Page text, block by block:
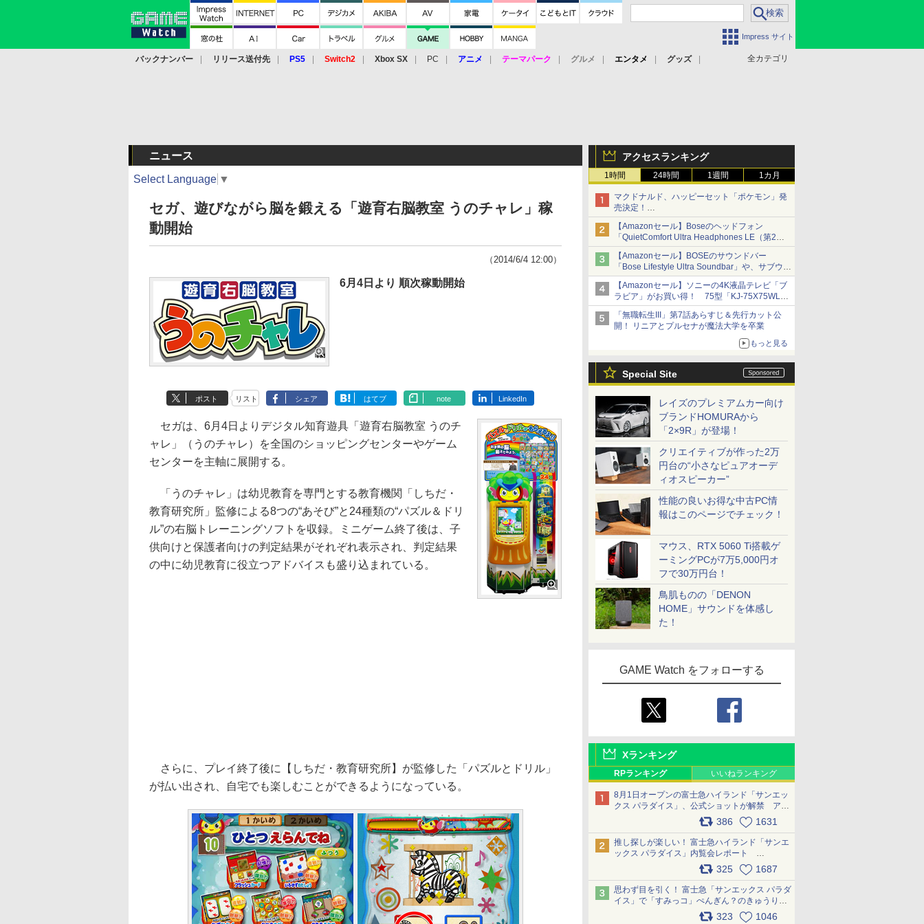
Impress サイト
全カテゴリ
バックナンバー リリース送付先 PS5 Switch2 Xbox SX PC アニメ テーマパーク グルメ エンタメ
グッズ
アクセスランキング
1時間 24時間 1週間 1カ月
マクドナルド、ハッピーセット「ポケモン」発
売決定！
ポケモン30周年記念で30匹が大集合
【Amazonセール】Boseのヘッドフォン
「QuietComfort Ultra Headphones LE（第2世
代）」などお買い得価格で登場
イマーシブオーディオで臨場感ある音楽体験が
楽しめる
【Amazonセール】BOSEのサウンドバー
「Bose Lifestyle Ultra Soundbar」や、サブウー
ファー「Bose Lifestyle Ultra Subwoofer」など
お買い得！
【Amazonセール】ソニーの4K液晶テレビ「ブ
ラビア」がお買い得！ 75型「KJ-75X75WL」
などラインナップ
「無職転生III」第7話あらすじ＆先行カット公
開！ リニアとプルセナが魔法大学を卒業
もっと見る
Special Site
レイズのプレミアムカー向け
ブランドHOMURAから
「2×9R」が登場！
クリエイティブが作った2万
円台の“小さなピュアオーデ
ィオスピーカー”
性能の良いお得な中古PC情
報はこのページでチェック！
マウス、RTX 5060 Ti搭載ゲ
ーミングPCが7万5,000円オ
フで30万円台！
鳥肌ものの「DENON
HOME」サウンドを体感し
た！
GAME Watch をフォローする
Xランキング
RPランキング いいねランキング
8月1日オープンの富士急ハイランド「サンエッ
クス パラダイス」、公式ショットが解禁 アト
ラクション、メニュー、グッズ写真を一覧で紹
介 pic.x.com/bDYkq8oRFu
386 1631
推し探しが楽しい！ 富士急ハイランド「サンエ
ックス パラダイス」内覧会レポート
325 1687
思わず目を引く！ 富士急「サンエックス パラダ
イス」で「すみっコ」ぺんぎん？のきゅうりド
ッグを食べてみた イラストそのままのメニュ
323 1046
ニュース
Select Language ▼
セガ、遊びながら脳を鍛える「遊育右脳教室 うのチャレ」稼
動開始
（2014/6/4 12:00）
6月4日より 順次稼動開始
ポスト リスト シェア はてブ note LinkedIn
セガは、6月4日よりデジタル知育遊具「遊育右脳教室 うのチ
ャレ」（うのチャレ）を全国のショッピングセンターやゲーム
センターを主軸に展開する。
「うのチャレ」は幼児教育を専門とする教育機関「しちだ・
教育研究所」監修による8つの“あそび”と24種類の“パズル＆ドリ
ル”の右脳トレーニングソフトを収録。ミニゲーム終了後は、子
供向けと保護者向けの判定結果がそれぞれ表示され、判定結果
の中に幼児教育に役立つアドバイスも盛り込まれている。
さらに、プレイ終了後に【しちだ・教育研究所】が監修した「パズルとドリル」
が払い出され、自宅でも楽しむことができるようになっている。